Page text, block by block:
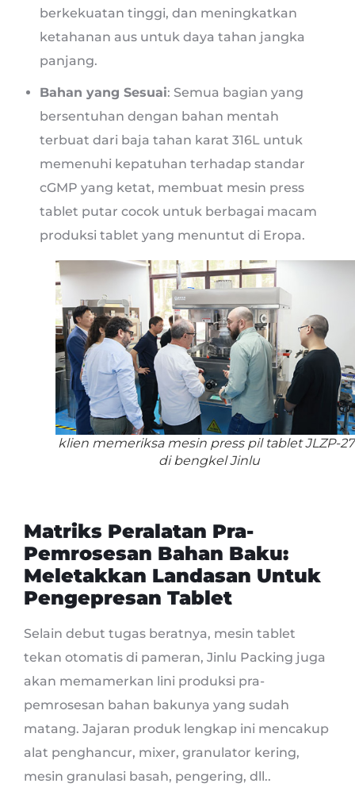
berkekuatan tinggi, dan meningkatkan
ketahanan aus untuk daya tahan jangka
panjang.
Bahan yang Sesuai: Semua bagian yang
bersentuhan dengan bahan mentah
terbuat dari baja tahan karat 316L untuk
memenuhi kepatuhan terhadap standar
cGMP yang ketat, membuat mesin press
tablet putar cocok untuk berbagai macam
produksi tablet yang menuntut di Eropa.
klien memeriksa mesin press pil tablet JLZP-
di bengkel Jinlu
Matriks Peralatan Pra-
Pemrosesan Bahan Baku:
Meletakkan Landasan Untuk
Pengepresan Tablet
Selain debut tugas beratnya, mesin tablet
tekan otomatis di pameran, Jinlu Packing juga
akan memamerkan lini produksi pra-
pemrosesan bahan bakunya yang sudah
matang. Jajaran produk lengkap ini mencakup
alat penghancur, mixer, granulator kering,
mesin granulasi basah, pengering, dll..